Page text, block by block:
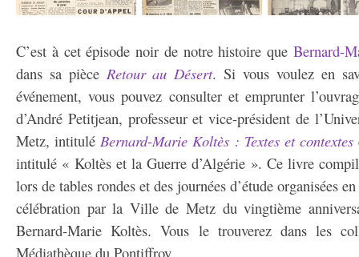
C’est à cet épisode noir de notre histoire que Bernard-
dans sa pièce Retour au Désert. Si vous voulez en
événement, vous pouvez consulter et emprunter
d’André Petitjean, professeur et vice-président de
Metz, intitulé Bernard-Marie Koltès : Textes et contextes
intitulé « Koltès et la Guerre d’Algérie ». Ce livre
lors de tables rondes et des journées d’étude organisées
célébration par la Ville de Metz du vingtième
Bernard-Marie Koltès. Vous le trouverez dans les
Médiathèque du Pontiffroy.